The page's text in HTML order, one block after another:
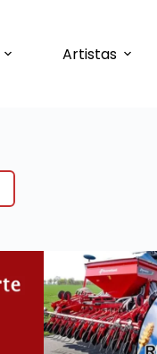
Artistas